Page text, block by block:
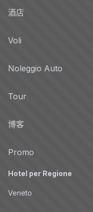
酒店
Voli
Noleggio Auto
Tour
博客
Promo
Hotel per Regione
Veneto